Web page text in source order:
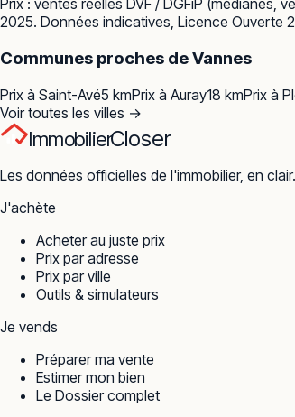
Prix : ventes réelles DVF / DGFiP (médianes,
2025. Données indicatives, Licence Ouverte
Communes proches deVannes
Prix à Saint-Avé5 kmPrix à Auray18 kmPrix à
Voir toutes les villes →
ImmobilierCloser
Les données officielles de l'immobilier, en
J'achète
Acheter au juste prix
Prix par adresse
Prix par ville
Outils & simulateurs
Je vends
Préparer ma vente
Estimer mon bien
Le Dossier complet